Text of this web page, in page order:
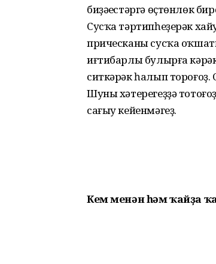
биҙәүестәргә өҫтөнлөк
Сусҡа тәртипһеҙерәк
прическаны сусҡа
иғтибарлы булырға
ситкәрәк һалып тороғоҙ.
Шуны хәтерегеҙҙә
сағыу кейенмәгеҙ.
Кем менән һәм ҡайҙа